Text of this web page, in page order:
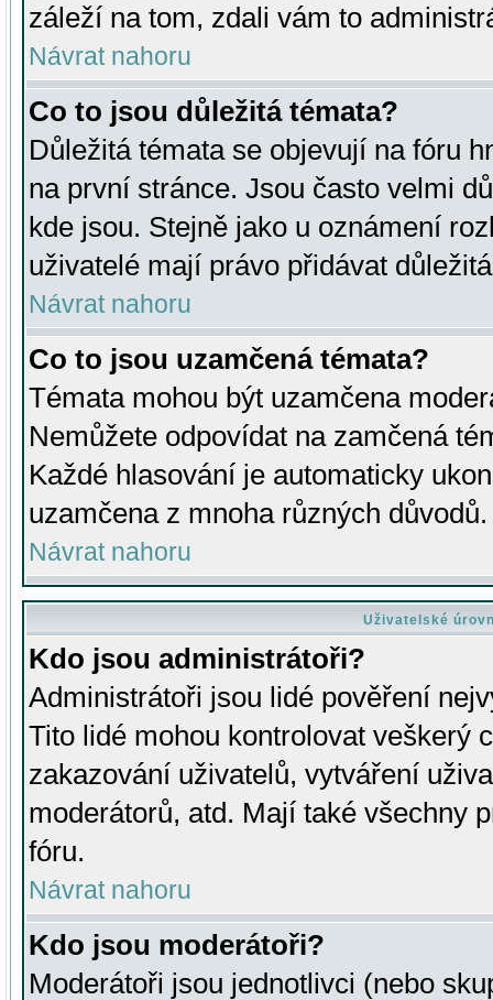
záleží na tom, zdali vám to
Návrat nahoru
Co to jsou důležitá témata?
Důležitá témata se objevují na fóru
na první stránce. Jsou často velmi
kde jsou. Stejně jako u oznámení
uživatelé mají právo přidávat
Návrat nahoru
Co to jsou uzamčená témata?
Témata mohou být uzamčena
Nemůžete odpovídat na zamčená
Každé hlasování je automaticky
uzamčena z mnoha různých důvodů.
Návrat nahoru
Uživatelské
Kdo jsou administrátoři?
Administrátoři jsou lidé pověření
Tito lidé mohou kontrolovat veškerý
zakazování uživatelů, vytváření
moderátorů, atd. Mají také všechny
fóru.
Návrat nahoru
Kdo jsou moderátoři?
Moderátoři jsou jednotlivci (nebo